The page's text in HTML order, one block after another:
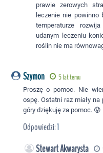
prawie zerowych
leczenie nie powinno
temperaturze
udanym leczeniu
roślin nie ma
Szymon 5 lat temu
Proszę o pomoc. Nie
ospę. Ostatni raz miały
góry dziękuję za pomoc. 😟
Odpowiedzi:1
Stewart Akwarysta